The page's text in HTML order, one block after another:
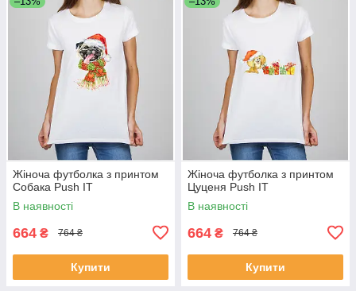
Жіноча футболка з принтом
Собака Push IT
В наявності
664 ₴ 764 ₴
Купити
Жіноча футболка з принтом
Цуценя Push IT
В наявності
664 ₴ 764 ₴
Купити